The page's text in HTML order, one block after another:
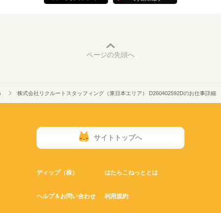
ページの先頭へ
株式会社リクルートスタッフィング（東日本エリア） D260402592Dのお仕事詳細
サイトトップへ
ディップ（株） はたらこねっととは
ヘルプ＆お問い合わせ 利用規約